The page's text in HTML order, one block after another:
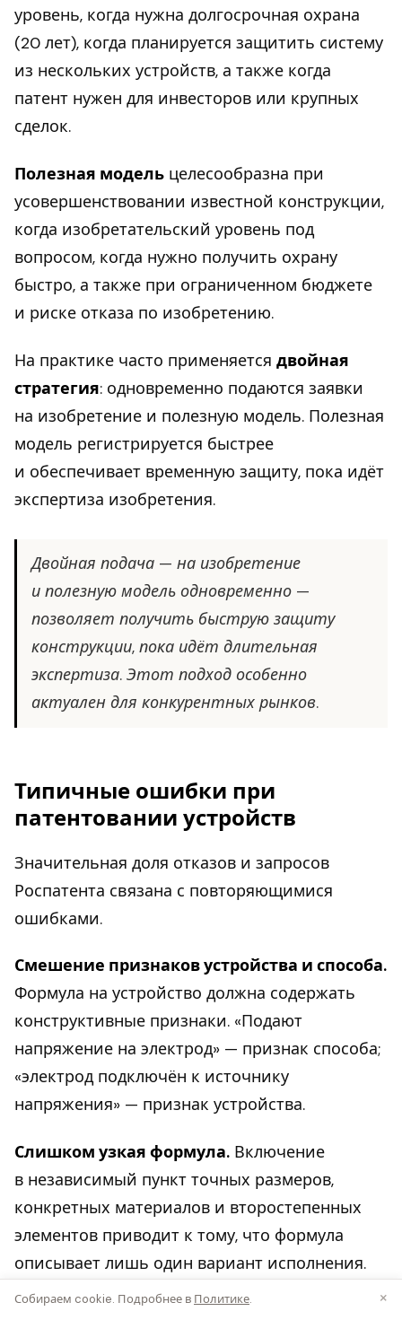
уровень, когда нужна долгосрочная охрана
(20 лет), когда планируется защитить систему
из нескольких устройств, а также когда
патент нужен для инвесторов или крупных
сделок.
Полезная модель целесообразна при
усовершенствовании известной конструкции,
когда изобретательский уровень под
вопросом, когда нужно получить охрану
быстро, а также при ограниченном бюджете
и риске отказа по изобретению.
На практике часто применяется двойная
стратегия: одновременно подаются заявки
на изобретение и полезную модель. Полезная
модель регистрируется быстрее
и обеспечивает временную защиту, пока идёт
экспертиза изобретения.
Двойная подача — на изобретение
и полезную модель одновременно —
позволяет получить быструю защиту
конструкции, пока идёт длительная
экспертиза. Этот подход особенно
актуален для конкурентных рынков.
Типичные ошибки при
патентовании устройств
Значительная доля отказов и запросов
Роспатента связана с повторяющимися
ошибками.
Смешение признаков устройства и способа.
Формула на устройство должна содержать
конструктивные признаки. «Подают
напряжение на электрод» — признак способа;
«электрод подключён к источнику
напряжения» — признак устройства.
Слишком узкая формула. Включение
в независимый пункт точных размеров,
конкретных материалов и второстепенных
элементов приводит к тому, что формула
описывает лишь один вариант исполнения.
Любое отступление выводит конструкцию из-
×
Собираем cookie. Подробнее в Политике.